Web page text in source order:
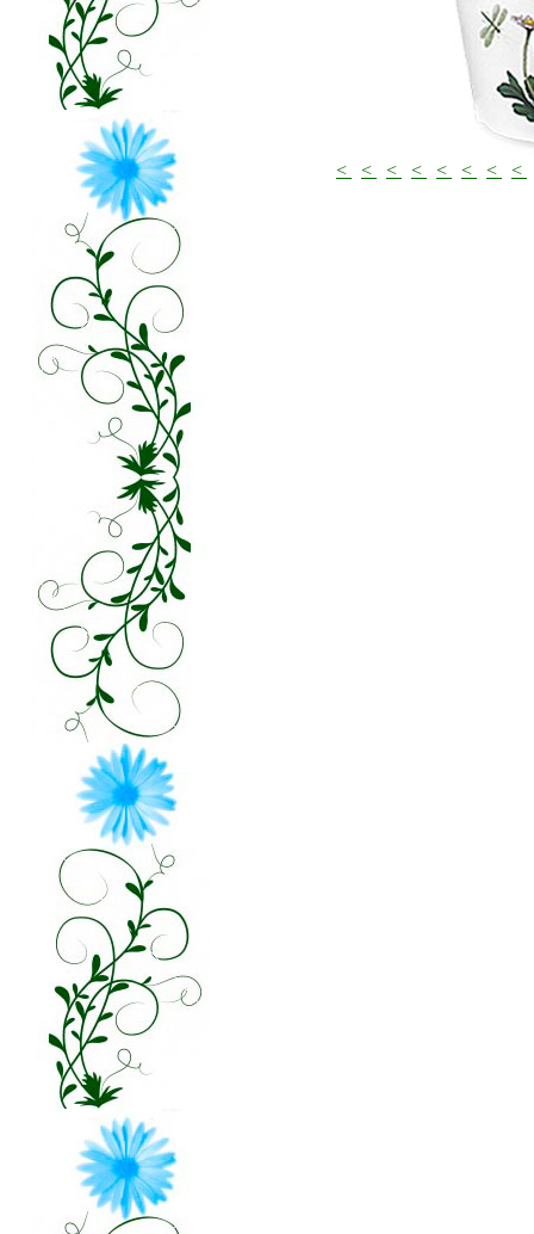
< < < < < < < <